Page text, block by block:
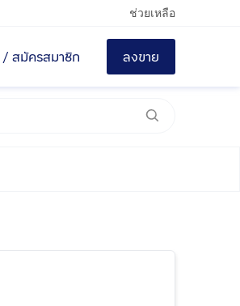
ช่วยเหลือ
/ สมัครสมาชิก ลงขาย